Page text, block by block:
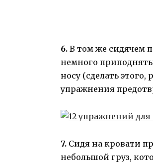
6. В том же сидячем
немного
носу (сделать этого,
упражнения
7. Сидя на кровати
небольшой груз,